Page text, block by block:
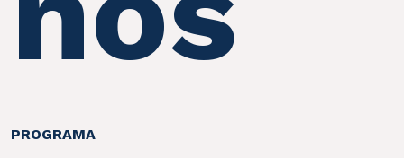
PROGRAMA